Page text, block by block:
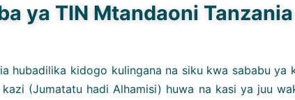
ya TIN Mtandaoni Tanzania
hubadilika kidogo kulingana na siku kwa sababu ya
(Jumatatu hadi Alhamisi) huwa na kasi ya juu